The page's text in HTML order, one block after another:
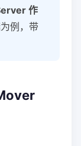
作
例，带